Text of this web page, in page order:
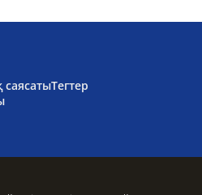
Тегтер